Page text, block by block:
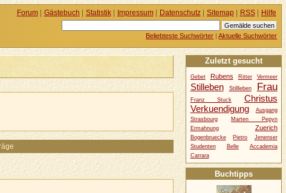
Forum| Gästebuch | Statistik| Impressum| Datenschutz| Sitemap| RSS| Hilfe
Beliebteste Suchwörter |Aktuelle Suchwörter
Zuletzt gesucht
Gebet Rubens Ritter Vermeer
Stilleben Stillleben Frau
Franz Stuck
Christus
Verkuendigung
Ausgang
Strasbourg
Marten Pepyn
Ermahnung
Zuerich
Bogenbruecke Pietro
Jenenser
Studenten
Belle
Accademia
Carrara
Buchtipps